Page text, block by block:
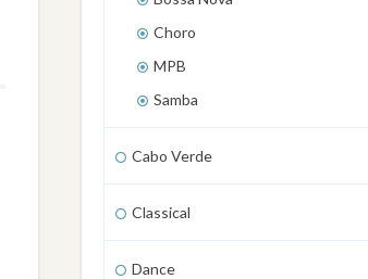
Choro
MPB
Samba
Cabo Verde
Classical
Dance